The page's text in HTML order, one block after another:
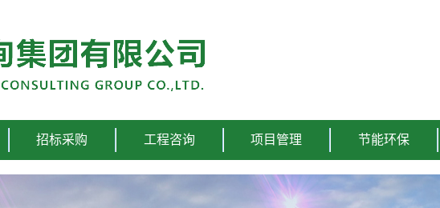
招标采购 工程咨询 项目管理 节能环保